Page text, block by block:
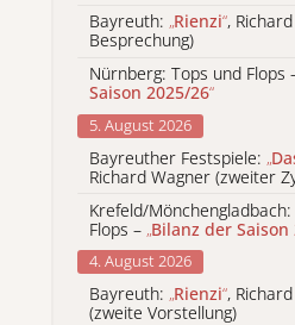
Bayreuth: „Rienzi“,
Besprechung)
Nürnberg: Tops und Flops
Saison 2025/26“
5. August 2026
Bayreuther Festspiele: „
Richard Wagner (zweiter
Krefeld/
Flops – „Bilanz der Saison
4. August 2026
Bayreuth: „Rienzi“,
(zweite Vorstellung)